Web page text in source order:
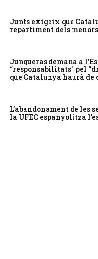
Junts exigeix que
repartiment dels
Junqueras demana a
“responsabilitats” pel
que Catalunya haurà
L’abandonament de les
la UFEC espanyolitza